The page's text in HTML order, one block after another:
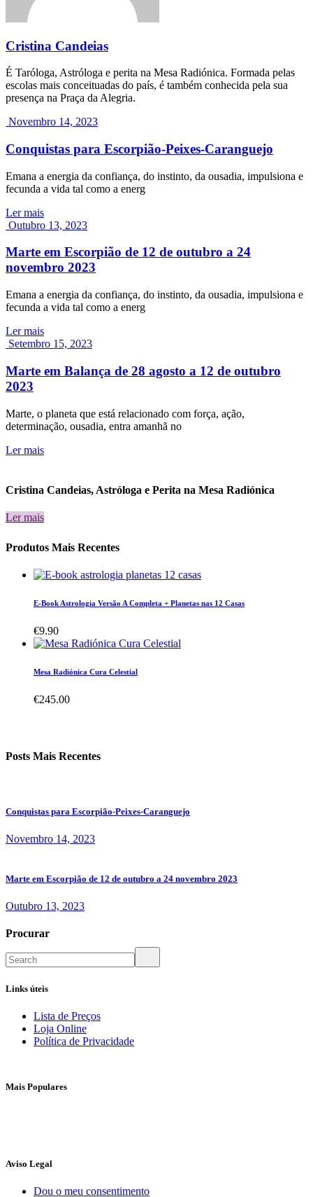
Cristina Candeias
É Taróloga, Astróloga e perita na Mesa Radiónica. Formada pelas
escolas mais conceituadas do país, é também conhecida pela sua
presença na Praça da Alegria.
Novembro 14, 2023
Conquistas para Escorpião-Peixes-Caranguejo
Emana a energia da confiança, do instinto, da ousadia, impulsiona e
fecunda a vida tal como a energ
Ler mais
Outubro 13, 2023
Marte em Escorpião de 12 de outubro a 24
novembro 2023
Emana a energia da confiança, do instinto, da ousadia, impulsiona e
fecunda a vida tal como a energ
Ler mais
Setembro 15, 2023
Marte em Balança de 28 agosto a 12 de outubro
2023
Marte, o planeta que está relacionado com força, ação,
determinação, ousadia, entra amanhã no
Ler mais
Cristina Candeias, Astróloga e Perita na Mesa Radiónica
Ler mais
Produtos Mais Recentes
E-Book Astrologia Versão A Completa + Planetas nas 12 Casas
€9.90
Mesa Radiónica Cura Celestial
€245.00
Posts Mais Recentes
Conquistas para Escorpião-Peixes-Caranguejo
Novembro 14, 2023
Marte em Escorpião de 12 de outubro a 24 novembro 2023
Outubro 13, 2023
Procurar
Links úteis
Lista de Preços
Loja Online
Política de Privacidade
Mais Populares
Aviso Legal
Dou o meu consentimento